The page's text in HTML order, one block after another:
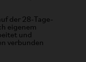
der 28-Tage-
eigenem
und
verbunden